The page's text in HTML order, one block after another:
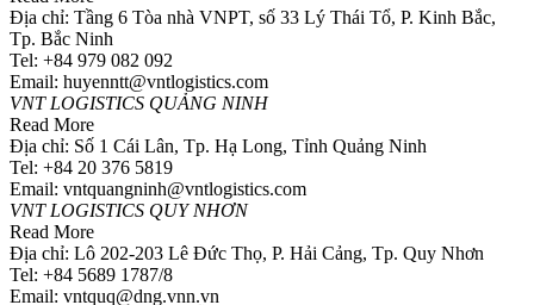
Địa chỉ: Tầng 6 Tòa nhà VNPT, số 33 Lý Thái Tổ, P. Kinh Bắc,
Tp. Bắc Ninh
Tel: +84 979 082 092
Email: huyenntt@vntlogistics.com
VNT LOGISTICS QUẢNG NINH
Read More
Địa chỉ: Số 1 Cái Lân, Tp. Hạ Long, Tỉnh Quảng Ninh
Tel: +84 20 376 5819
Email: vntquangninh@vntlogistics.com
VNT LOGISTICS QUY NHƠN
Read More
Địa chỉ: Lô 202-203 Lê Đức Thọ, P. Hải Cảng, Tp. Quy Nhơn
Tel: +84 5689 1787/8
Email: vntquq@dng.vnn.vn